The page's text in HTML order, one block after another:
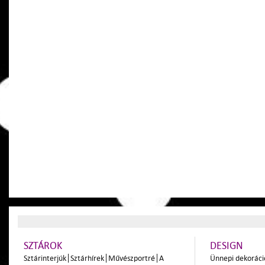
SZTÁROK
Sztárinterjúk Sztárhírek Művészportré A
DESIGN
Ünnepi